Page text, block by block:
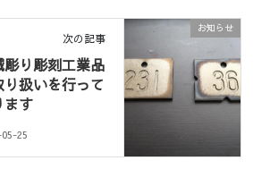
お知らせ
次の記事
彫り彫刻工業品
り扱いを行って
ます
25